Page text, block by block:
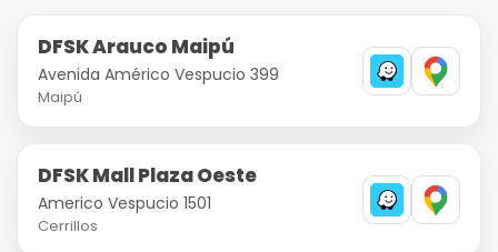
DFSK Arauco Maipú
Avenida Américo Vespucio 399
Maipú
DFSK Mall Plaza Oeste
Americo Vespucio 1501
Cerrillos